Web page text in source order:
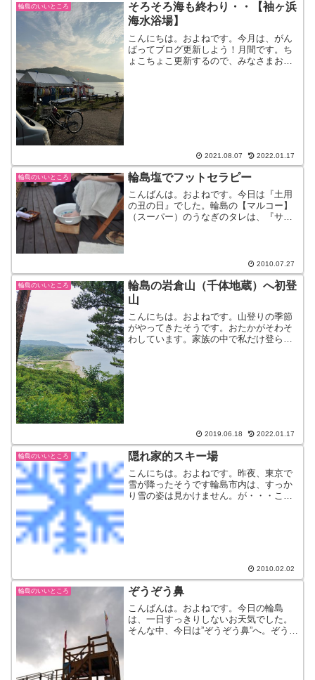
輪島のいいところ
そろそろ海も終わり・・【袖ヶ浜
海水浴場】
こんにちは。およねです。今月は、がん
ばってブログ更新しよう！月間です。ち
ょこちょこ更新するので、みなさまお見
2021.08.07 2022.01.17
輪島のいいところ 輪島塩でフットセラピー
こんばんは。およねです。今日は『土用
の丑の日』でした。輪島の【マルコー】
（スーパー）のうなぎのタレは、『サク
駅】。オープニングイベント... 2010.07.27
輪島のいいところ
輪島の岩倉山（千体地蔵）へ初登
山
こんにちは。およねです。山登りの季節
がやってきたそうです。おたかがそわそ
わしています。家族の中で私だけ登らな
2019.06.18 2022.01.17
輪島のいいところ 隠れ家的スキー場
こんにちは。およねです。昨夜、東京で
雪が降ったそうです輪島市内は、すっか
り雪の姿は見かけません。が・・・ここ
2010.02.02
輪島のいいところ ぞうぞう鼻
こんばんは。およねです。今日の輪島
は、一日すっきりしないお天気でした。
そんな中、今日は”ぞうぞう鼻”へ。ぞうぞ